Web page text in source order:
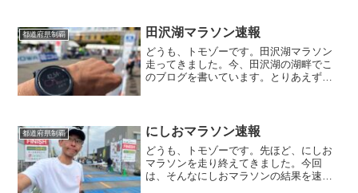
川〜宮崎今回は電車旅としま...
都道府県制覇 田沢湖マラソン速報
どうも、トモゾーです。田沢湖マラソン
走ってきました。今、田沢湖の湖畔でこ
のブログを書いています。とりあえず、
海道マラソンに続き２連続で...
都道府県制覇 にしおマラソン速報
どうも、トモゾーです。先ほど、にしお
マラソンを走り終えてきました。今回
は、そんなにしおマラソンの結果を速報